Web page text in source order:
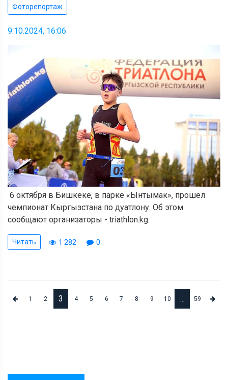
Фоторепортаж
9.10.2024, 16:06
6 октября в Бишкеке, в парке «Ынтымак», прошел
чемпионат Кыргызстана по дуатлону. Об этом
сообщают организаторы - triathlon.kg.
Читать 1 282 0
1 2 3 4 5 6 7 8 9 10 ... 59